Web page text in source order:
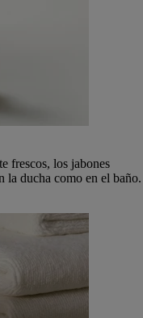
frescos, los jabones
la ducha como en el baño.